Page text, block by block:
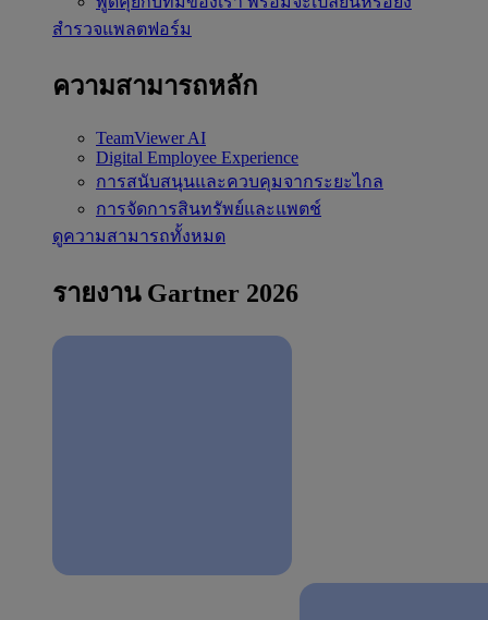
สำรวจแพลตฟอร์ม
ความสามารถหลัก
TeamViewer AI
Digital Employee Experience
การสนับสนุนและควบคุมจากระยะไกล
การจัดการสินทรัพย์และแพตช์
ดูความสามารถทั้งหมด
รายงาน Gartner 2026